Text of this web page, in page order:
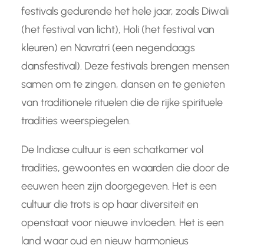
festivals gedurende het hele jaar, zoals Diwali
(het festival van licht), Holi (het festival van
kleuren) en Navratri (een negendaags
dansfestival). Deze festivals brengen mensen
samen om te zingen, dansen en te genieten
van traditionele rituelen die de rijke spirituele
tradities weerspiegelen.
De Indiase cultuur is een schatkamer vol
tradities, gewoontes en waarden die door de
eeuwen heen zijn doorgegeven. Het is een
cultuur die trots is op haar diversiteit en
openstaat voor nieuwe invloeden. Het is een
land waar oud en nieuw harmonieus